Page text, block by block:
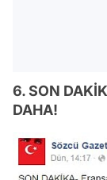
6. SON
DAHA!